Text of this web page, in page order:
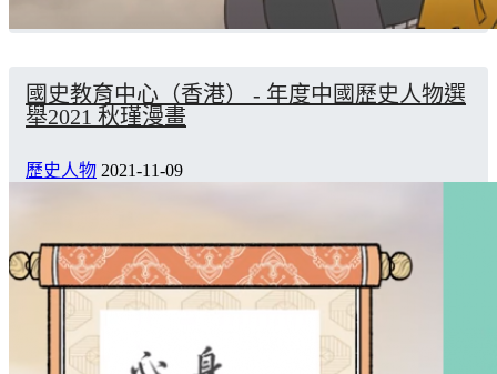
國史教育中心（香港） - 年度中國歷史人物選
舉2021 秋瑾漫畫
歷史人物 2021-11-09